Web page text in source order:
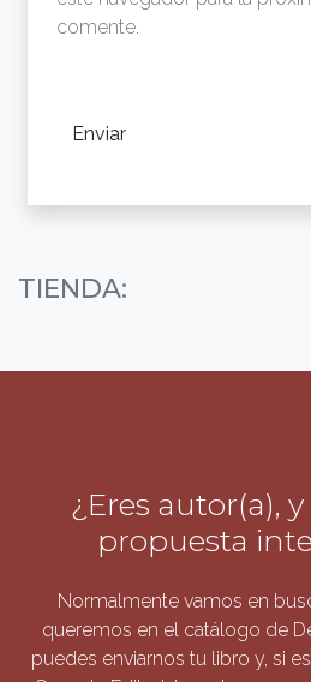
comente.
TIENDA:
¿Eres autor(a),
propuesta
Normalmente vamos en
queremos en el catálogo de
puedes enviarnos tu libro y, si